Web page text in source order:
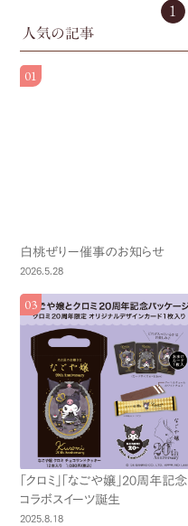
1
人気の記事
白桃ぜりー催事のお知らせ
2026.5.28
「クロミ」「なごや嬢」20周年記念
コラボスイーツ誕生
2025.8.18